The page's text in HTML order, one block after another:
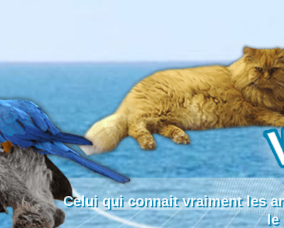
Celui qui connait vraiment les
le